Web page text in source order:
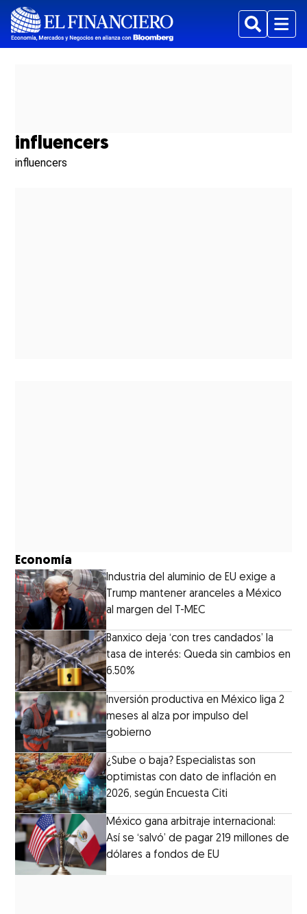
BuscarMenu
influencers
influencers
Economía
Industria del aluminio de EU exige a
Trump mantener aranceles a México
al margen del T-MEC
Banxico deja ‘con tres candados’ la
tasa de interés: Queda sin cambios en
6.50%
Inversión productiva en México liga 2
meses al alza por impulso del
gobierno
¿Sube o baja? Especialistas son
optimistas con dato de inflación en
2026, según Encuesta Citi
México gana arbitraje internacional:
Así se ‘salvó’ de pagar 219 millones de
dólares a fondos de EU